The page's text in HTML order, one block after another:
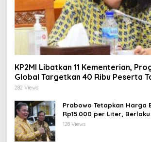
KP2MI Libatkan 11 Kementerian,
Global Targetkan 40 Ribu Peserta
282 Views
Prabowo Tetapkan Harga
Rp15.000 per Liter,
30-200 GT
128 Views